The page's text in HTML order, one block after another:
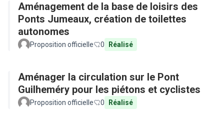
Aménagement de la base de loisirs des
Ponts Jumeaux, création de toilettes
autonomes
Proposition officielle 0 Réalisé
Aménager la circulation sur le Pont
Guilheméry pour les piétons et cyclistes
Proposition officielle 0 Réalisé